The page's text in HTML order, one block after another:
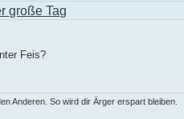
große Tag
Feis?
Anderen. So wird dir Ärger erspart bleiben.